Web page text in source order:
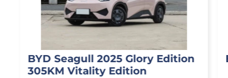
BYD Seagull 2025 Glory Edition
305KM Vitality Edition